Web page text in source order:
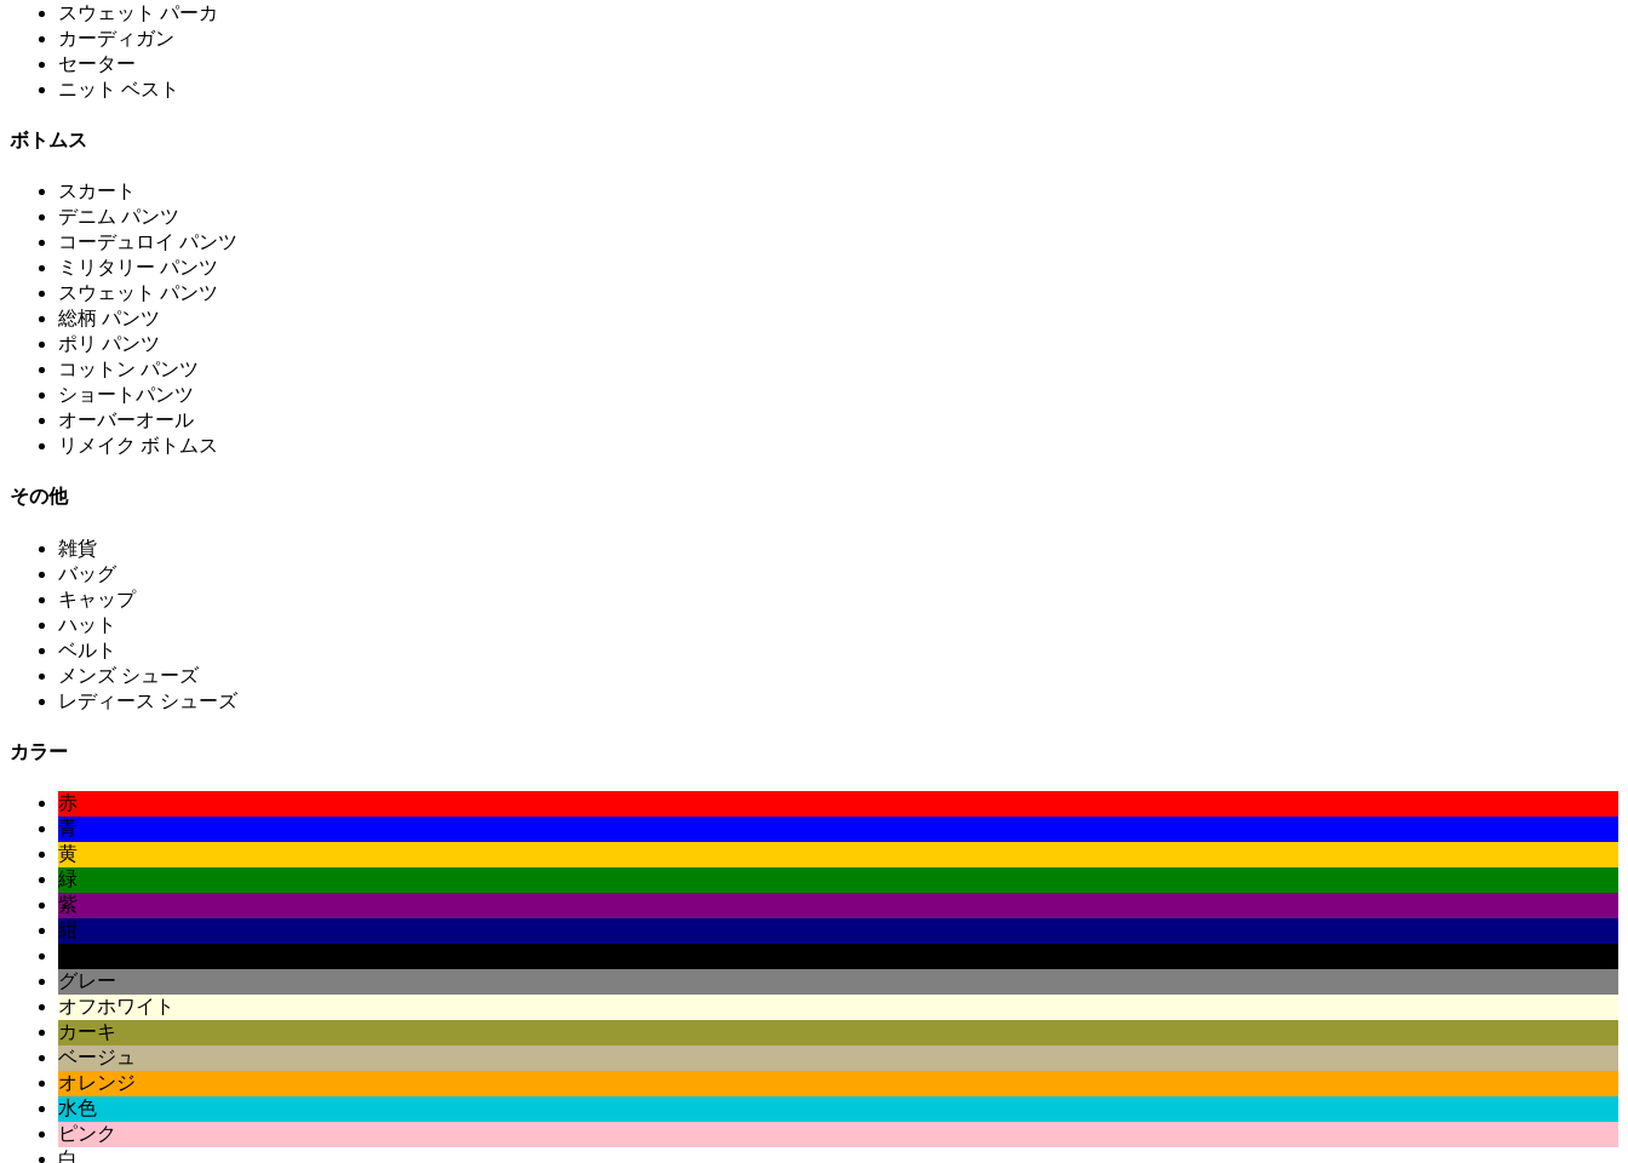
スウェット パーカ
カーディガン
セーター
ニット ベスト
ボトムス
スカート
デニム パンツ
コーデュロイ パンツ
ミリタリー パンツ
スウェット パンツ
総柄 パンツ
ポリ パンツ
コットン パンツ
ショートパンツ
オーバーオール
リメイク ボトムス
その他
雑貨
バッグ
キャップ
ハット
ベルト
メンズ シューズ
レディース シューズ
カラー
赤
青
黄
緑
紫
紺
グレー
オフホワイト
カーキ
ベージュ
オレンジ
水色
ピンク